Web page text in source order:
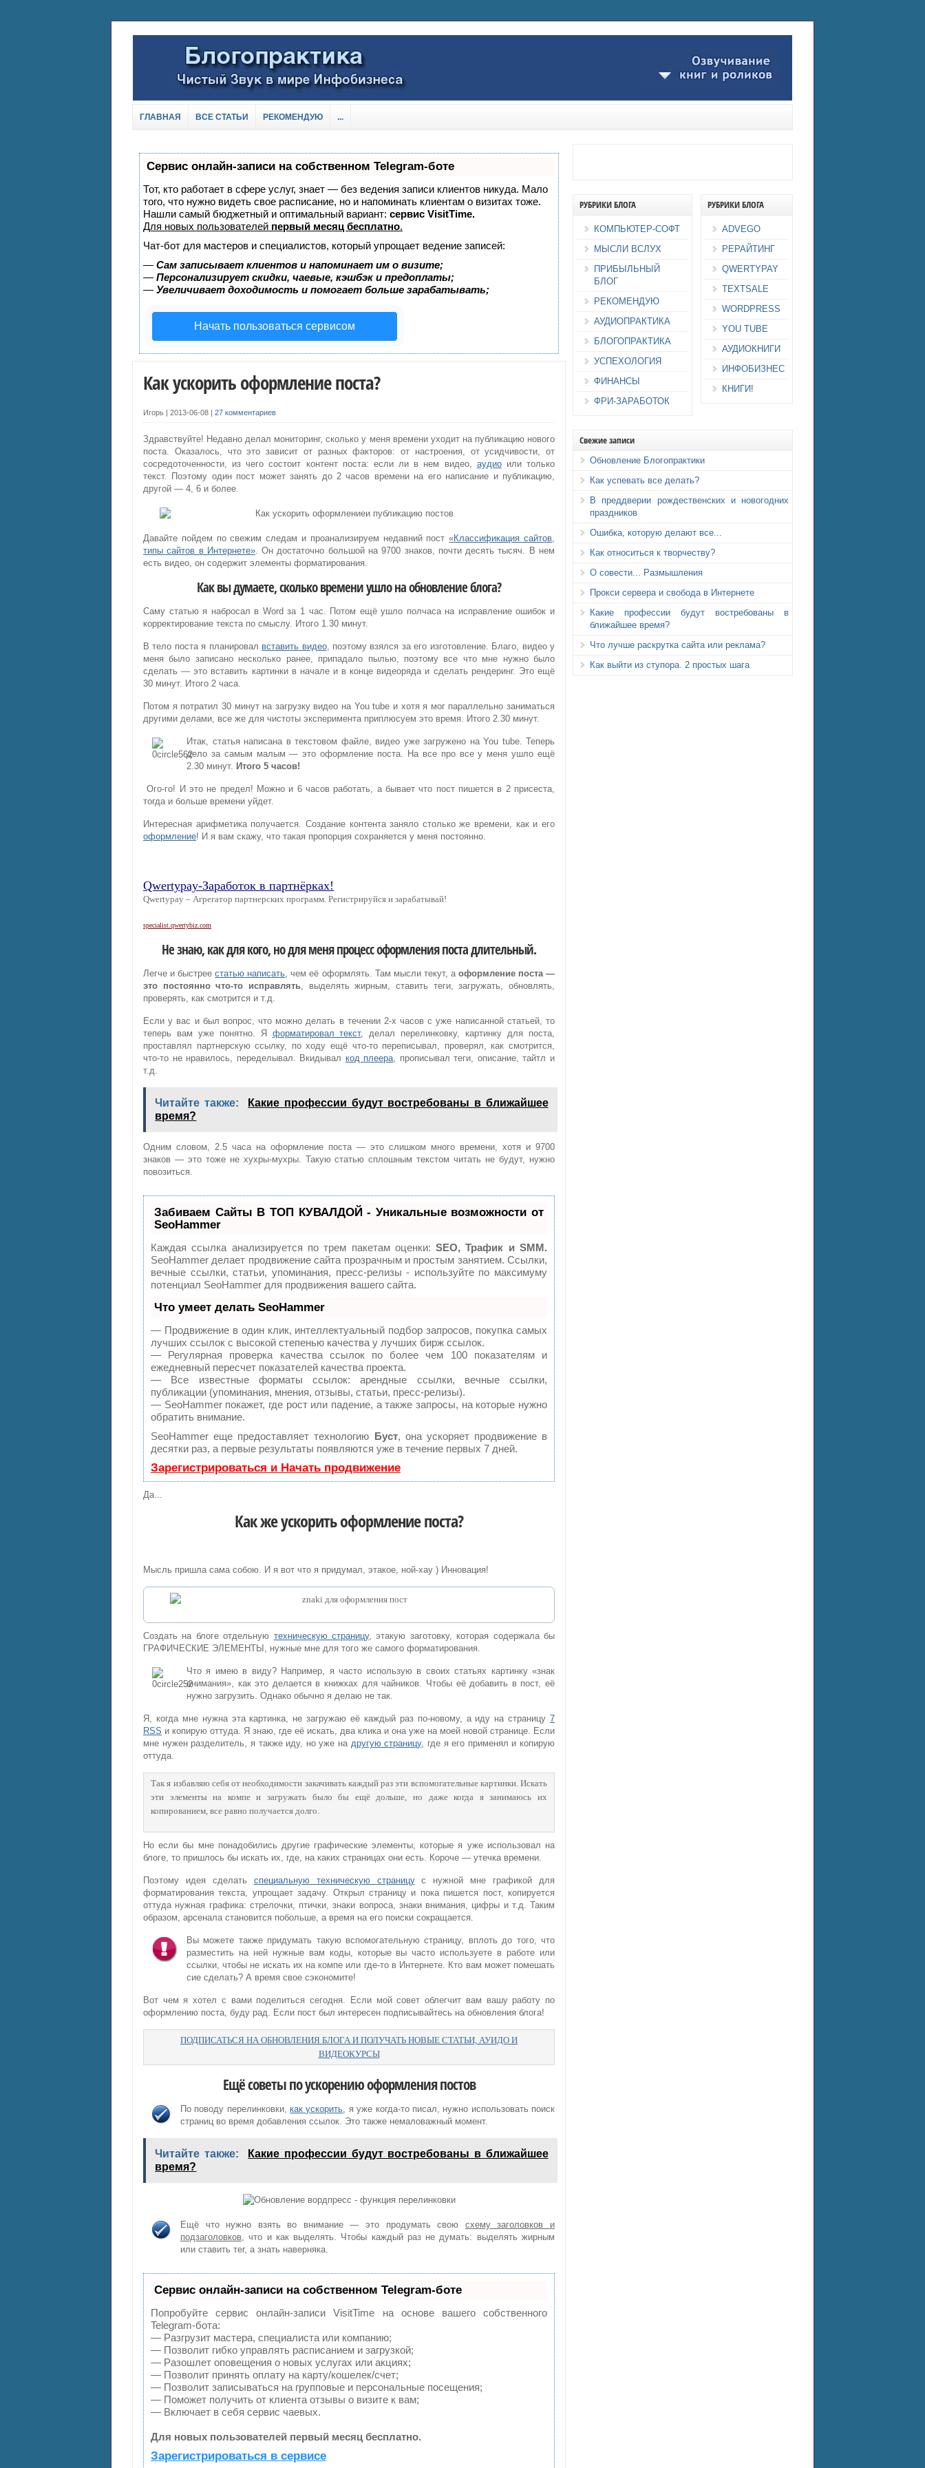
ГЛАВНАЯ ВСЕ СТАТЬИ РЕКОМЕНДУЮ ...
Сервис онлайн-записи на собственном Telegram-боте
Тот, кто работает в сфере услуг, знает — без ведения записи клиентов никуда. Мало
того, что нужно видеть свое расписание, но и напоминать клиентам о визитах тоже.
Нашли самый бюджетный и оптимальный вариант: сервис VisitTime.
Для новых пользователей первый месяц бесплатно.
Чат-бот для мастеров и специалистов, который упрощает ведение записей:
— Сам записывает клиентов и напоминает им о визите;
— Персонализирует скидки, чаевые, кэшбэк и предоплаты;
— Увеличивает доходимость и помогает больше зарабатывать;
Начать пользоваться сервисом
Как ускорить оформление поста?
Игорь | 2013-06-08 27 комментариев
Здравствуйте! Недавно делал мониторинг, сколько у меня времени уходит на публикацию нового
поста. Оказалось, что это зависит от разных факторов: от настроения, от усидчивости, от
сосредоточенности, из чего состоит контент поста: если ли в нем видео, аудиоили только
текст. Поэтому один пост может занять до 2 часов времени на его написание и публикацию,
другой — 4, 6 и более.
Давайте пойдем по свежим следам и проанализируем недавний пост«Классификация сайтов,
типы сайтов в Интернете». Он достаточно большой на 9700 знаков, почти десять тысяч. В нем
есть видео, он содержит элементы форматирования.
Как вы думаете, сколько времени ушло на обновление блога?
Саму статью я набросал в Word за 1 час. Потом ещё ушло полчаса на исправление ошибок и
корректирование текста по смыслу. Итого 1.30 минут.
В тело поста я планировал вставить видео, поэтому взялся за его изготовление. Благо, видео у
меня было записано несколько ранее, припадало пылью, поэтому все что мне нужно было
сделать — это вставить картинки в начале и в конце видеоряда и сделать рендеринг. Это ещё
30 минут. Итого 2 часа.
Потом я потратил 30 минут на загрузку видео на You tube и хотя я мог параллельно заниматься
другими делами, все же для чистоты эксперимента приплюсуем это время. Итого 2.30 минут.
Итак, статья написана в текстовом файле, видео уже загружено на You tube. Теперь
дело за самым малым — это оформление поста. На все про все у меня ушло ещё
2.30 минут. Итого 5 часов!
Ого-го! И это не предел! Можно и 6 часов работать, а бывает что пост пишется в 2 присеста,
тогда и больше времени уйдет.
Интересная арифметика получается. Создание контента заняло столько же времени, как и его
оформление! И я вам скажу, что такая пропорция сохраняется у меня постоянно.
Qwertypay-Заработок в партнёрках!
Qwertypay – Агрегатор партнерских программ. Регистрируйся и зарабатывай!
specialist.qwertybiz.com
Не знаю, как для кого, но для меня процесс оформления поста длительный.
Легче и быстреестатью написать, чем её оформлять. Там мысли текут, а оформление поста —
это постоянно что-то исправлять, выделять жирным, ставить теги, загружать, обновлять,
проверять, как смотрится и т.д.
Если у вас и был вопрос, что можно делать в течении 2-х часов с уже написанной статьей, то
теперь вам уже понятно. Я форматировал текст, делал перелинковку, картинку для поста,
проставлял партнерскую ссылку, по ходу ещё что-то переписывал, проверял, как смотрится,
что-то не нравилось, переделывал. Вкидывал код плеера, прописывал теги, описание, тайтл и
т.д.
Читайте также:
Какие профессии будут востребованы в ближайшее
время?
Одним словом, 2.5 часа на оформление поста — это слишком много времени, хотя и 9700
знаков — это тоже не хухры-мухры. Такую статью сплошным текстом читать не будут, нужно
повозиться.
Забиваем Сайты В ТОП КУВАЛДОЙ - Уникальные возможности от
SeoHammer
Каждая ссылка анализируется по трем пакетам оценки:SEO, Трафик и SMM.
SeoHammer делает продвижение сайта прозрачным и простым занятием. Ссылки,
вечные ссылки, статьи, упоминания, пресс-релизы - используйте по максимуму
потенциал SeoHammer для продвижения вашего сайта.
Что умеет делать SeoHammer
— Продвижение в один клик, интеллектуальный подбор запросов, покупка самых
лучших ссылок с высокой степенью качества у лучших бирж ссылок.
— Регулярная проверка качества ссылок по более чем 100 показателям и
ежедневный пересчет показателей качества проекта.
— Все известные форматы ссылок: арендные ссылки, вечные ссылки,
публикации (упоминания, мнения, отзывы, статьи, пресс-релизы).
— SeoHammer покажет, где рост или падение, а также запросы, на которые нужно
обратить внимание.
SeoHammer еще предоставляет технологию Буст, она ускоряет продвижение в
десятки раз, а первые результаты появляются уже в течение первых 7 дней.
Зарегистрироваться и Начать продвижение
Да...
Как же ускорить оформление поста?
Мысль пришла сама собою. И я вот что я придумал, этакое, ной-хау ) Инновация!
Создать на блоге отдельную техническую страницу, этакую заготовку, которая содержала бы
ГРАФИЧЕСКИЕ ЭЛЕМЕНТЫ, нужные мне для того же самого форматирования.
Что я имею в виду? Например, я часто использую в своих статьях картинку «знак
внимания», как это делается в книжках для чайников. Чтобы её добавить в пост, её
нужно загрузить. Однако обычно я делаю не так.
Я, когда мне нужна эта картинка, не загружаю её каждый раз по-новому, а иду на страницу 7
RSS и копирую оттуда. Я знаю, где её искать, два клика и она уже на моей новой странице. Если
мне нужен разделитель, я также иду, но уже на другую страницу, где я его применял и копирую
оттуда.
Так я избавляю себя от необходимости закачивать каждый раз эти вспомогательные картинки. Искать
эти элементы на компе и загружать было бы ещё дольше, но даже когда я занимаюсь их
копированием, все равно получается долго.
Но если бы мне понадобились другие графические элементы, которые я уже использовал на
блоге, то пришлось бы искать их, где, на каких страницах они есть. Короче — утечка времени.
Поэтому идея сделать специальную техническую страницус нужной мне графикой для
форматирования текста, упрощает задачу. Открыл страницу и пока пишется пост, копируется
оттуда нужная графика: стрелочки, птички, знаки вопроса, знаки внимания, цифры и т.д. Таким
образом, арсенала становится побольше, а время на его поиски сокращается.
Вы можете также придумать такую вспомогательную страницу, вплоть до того, что
разместить на ней нужные вам коды, которые вы часто используете в работе или
ссылки, чтобы не искать их на компе или где-то в Интернете. Кто вам может помешать
сие сделать? А время свое сэкономите!
Вот чем я хотел с вами поделиться сегодня. Если мой совет облегчит вам вашу работу по
оформлению поста, буду рад. Если пост был интересен подписывайтесь на обновления блога!
ПОДПИСАТЬСЯ НА ОБНОВЛЕНИЯ БЛОГА И ПОЛУЧАТЬ НОВЫЕ СТАТЬИ, АУИДО И
ВИДЕОКУРСЫ
Ещё советы по ускорению оформления постов
По поводу перелинковки,как ускорить, я уже когда-то писал, нужно использовать поиск
страниц во время добавления ссылок. Это также немаловажный момент.
Читайте также:
Какие профессии будут востребованы в ближайшее
время?
Ещё что нужно взять во внимание — это продумать свою схему заголовков и
подзаголовков, что и как выделять. Чтобы каждый раз не думать: выделять жирным
или ставить тег, а знать наверняка.
Сервис онлайн-записи на собственном Telegram-боте
Попробуйте сервис онлайн-записи VisitTime на основе вашего собственного
Telegram-бота:
— Разгрузит мастера, специалиста или компанию;
— Позволит гибко управлять расписанием и загрузкой;
— Разошлет оповещения о новых услугах или акциях;
— Позволит принять оплату на карту/кошелек/счет;
— Позволит записываться на групповые и персональные посещения;
— Поможет получить от клиента отзывы о визите к вам;
— Включает в себя сервис чаевых.
Для новых пользователей первый месяц бесплатно.
Зарегистрироваться в сервисе
РУБРИКИ БЛОГА
КОМПЬЮТЕР-СОФТ
МЫСЛИ ВСЛУХ
ПРИБЫЛЬНЫЙ
БЛОГ
РЕКОМЕНДУЮ
АУДИОПРАКТИКА
БЛОГОПРАКТИКА
УСПЕХОЛОГИЯ
ФИНАНСЫ
ФРИ-ЗАРАБОТОК
РУБРИКИ БЛОГА
ADVEGO
РЕРАЙТИНГ
QWERTYPAY
TEXTSALE
WORDPRESS
YOU TUBE
АУДИОКНИГИ
ИНФОБИЗНЕС
КНИГИ!
Свежие записи
Обновление Блогопрактики
Как успевать все делать?
В преддверии рождественских и новогодних
праздников
Ошибка, которую делают все...
Как относиться к творчеству?
О совести... Размышления
Прокси сервера и свобода в Интернете
Какие профессии будут востребованы в
ближайшее время?
Что лучше раскрутка сайта или реклама?
Как выйти из ступора. 2 простых шага